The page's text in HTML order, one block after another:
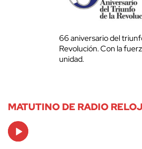
66 aniversario del
Revolución. Con la
unidad.
MATUTINO DE RADIO
Audio
Player